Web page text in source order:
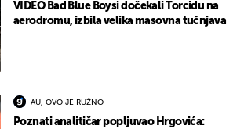
VIDEO Bad Blue Boysi dočekali Torcidu na
aerodromu, izbila velika masovna tučnjava
AU, OVO JE RUŽNO
Poznati analitičar popljuvao Hrgovića: